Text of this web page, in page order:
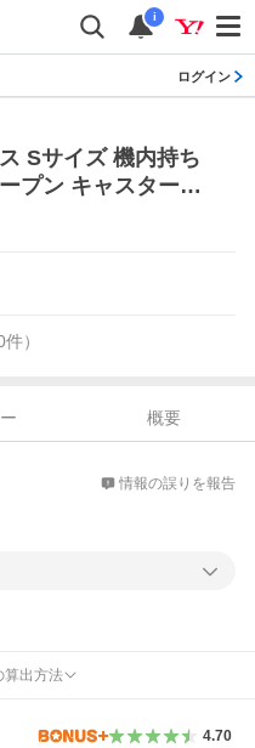
i
ログイン
Sサイズ 機内持ち
プン キャスター交
件）
概要
情報の誤りを報告
算出方法
4.70